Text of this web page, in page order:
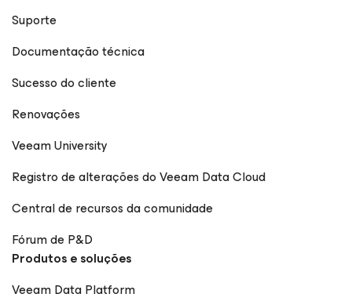
Suporte
Documentação técnica
Sucesso do cliente
Renovações
Veeam University
Registro de alterações do Veeam Data Cloud
Central de recursos da comunidade
Fórum de P&D
Produtos e soluções
Veeam Data Platform